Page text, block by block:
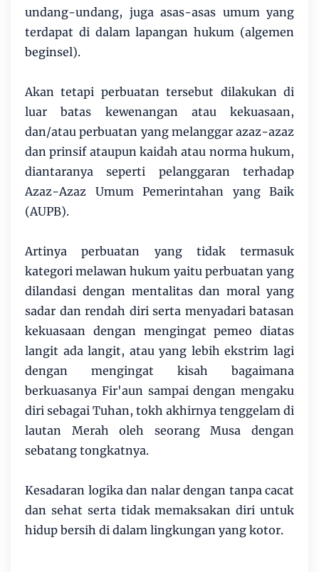
undang-undang, juga asas-asas umum yang
terdapat di dalam lapangan hukum (algemen
beginsel).
Akan tetapi perbuatan tersebut dilakukan di
luar batas kewenangan atau kekuasaan,
dan/atau perbuatan yang melanggar azaz-azaz
dan prinsif ataupun kaidah atau norma hukum,
diantaranya seperti pelanggaran terhadap
Azaz-Azaz Umum Pemerintahan yang Baik
(AUPB).
Artinya perbuatan yang tidak termasuk
kategori melawan hukum yaitu perbuatan yang
dilandasi dengan mentalitas dan moral yang
sadar dan rendah diri serta menyadari batasan
kekuasaan dengan mengingat pemeo diatas
langit ada langit, atau yang lebih ekstrim lagi
dengan mengingat kisah bagaimana
berkuasanya Fir'aun sampai dengan mengaku
diri sebagai Tuhan, tokh akhirnya tenggelam di
lautan Merah oleh seorang Musa dengan
sebatang tongkatnya.
Kesadaran logika dan nalar dengan tanpa cacat
dan sehat serta tidak memaksakan diri untuk
hidup bersih di dalam lingkungan yang kotor.